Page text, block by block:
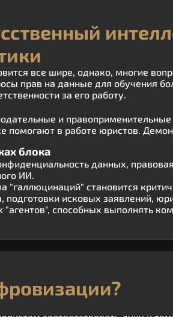
все шире, однако, многие
прав на данные для обучения
за его работу.
и
помогают в работе юристов.
блока
данных,
ИИ.
"галлюцинаций" становится
подготовки исковых заявлений,
способных выполнять